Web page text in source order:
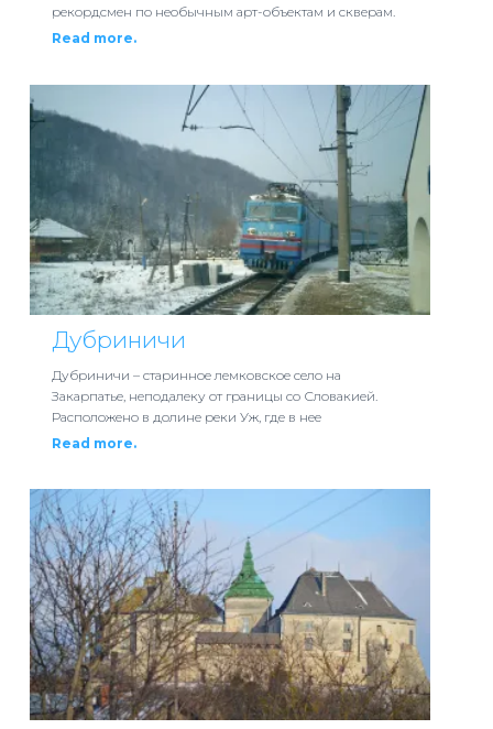
рекордсмен по необычным арт-объектам и скверам.
Read more.
Дубриничи
Дубриничи – старинное лемковское село на
Закарпатье, неподалеку от границы со Словакией.
Расположено в долине реки Уж, где в нее
Read more.